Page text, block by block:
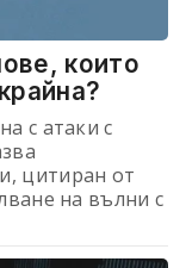
които
с атаки с
цитиран от
на вълни с